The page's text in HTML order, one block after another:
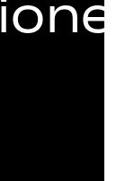
der Oper